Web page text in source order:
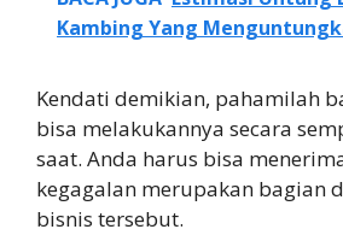
Kambing Yang
Kendati demikian, pahamilah
bisa melakukannya secara
saat. Anda harus bisa
kegagalan merupakan bagian
bisnis tersebut.